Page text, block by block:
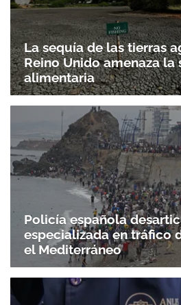
La sequía de las tierras
Reino Unido amenaza la
alimentaria
Policía española
especializada en tráfico
el Mediterráneo